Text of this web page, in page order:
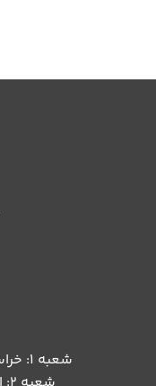
شعبه 1: خراسان شمالی، شهرستان گرمه